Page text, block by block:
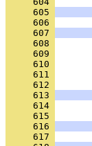
     605
     606
     607
     608
     609
     610
     611
     612
     613
     614
     615
     616
     617